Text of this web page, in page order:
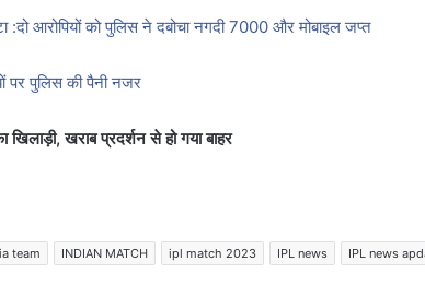
को पुलिस ने दबोचा नगदी 7000 और मोबाइल जप्त
पर पुलिस की पैनी नजर
खराब प्रदर्शन से हो गया बाहर
team INDIAN MATCH ipl match 2023 IPL news IPL news